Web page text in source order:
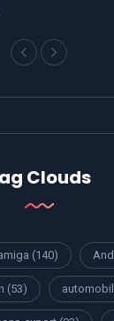
Clouds
(140)
(53)